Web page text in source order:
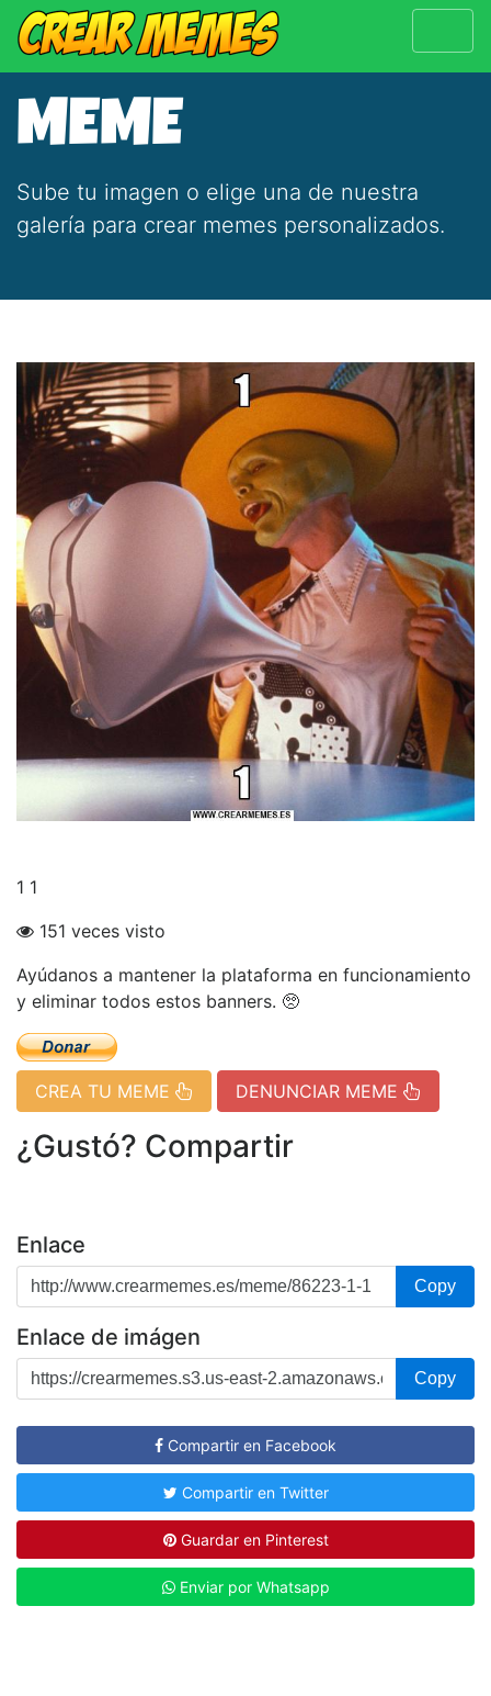
MEME
Sube tu imagen o elige una de nuestra
galería para crear memes personalizados.
1 1
151 veces visto
Ayúdanos a mantener la plataforma en funcionamiento
y eliminar todos estos banners. 🥺
CREA TU MEME DENUNCIAR MEME
¿Gustó? Compartir
Enlace
Copy
Enlace de imágen
Copy
Compartir en Facebook
Compartir en Twitter
Guardar en Pinterest
Enviar por Whatsapp